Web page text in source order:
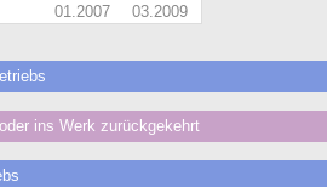
01.2007 03.2009
ins Werk zurückgekehrt